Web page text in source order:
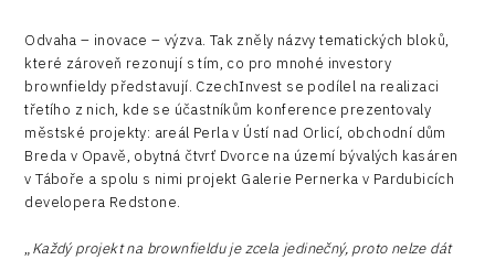
Odvaha – inovace – výzva. Tak zněly názvy tematických bloků,
které zároveň rezonují s tím, co pro mnohé investory
brownfieldy představují. CzechInvest se podílel na realizaci
třetího z nich, kde se účastníkům konference prezentovaly
městské projekty: areál Perla v Ústí nad Orlicí, obchodní dům
Breda v Opavě, obytná čtvrť Dvorce na území bývalých kasáren
v Táboře a spolu s nimi projekt Galerie Pernerka v Pardubicích
developera Redstone.
„Každý projekt na brownfieldu je zcela jedinečný, proto nelze dát